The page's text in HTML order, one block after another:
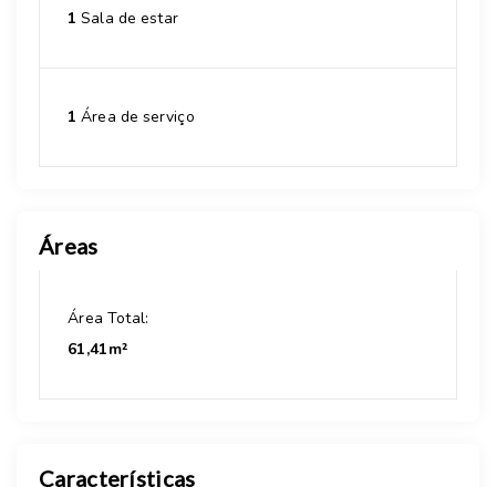
1 Sala de estar
1 Área de serviço
Áreas
Área Total:
61,41m²
Características